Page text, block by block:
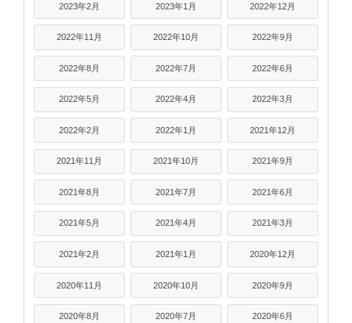
2023年2月 2023年1月 2022年12月
2022年11月 2022年10月 2022年9月
2022年8月 2022年7月 2022年6月
2022年5月 2022年4月 2022年3月
2022年2月 2022年1月 2021年12月
2021年11月 2021年10月 2021年9月
2021年8月 2021年7月 2021年6月
2021年5月 2021年4月 2021年3月
2021年2月 2021年1月 2020年12月
2020年11月 2020年10月 2020年9月
2020年8月 2020年7月 2020年6月